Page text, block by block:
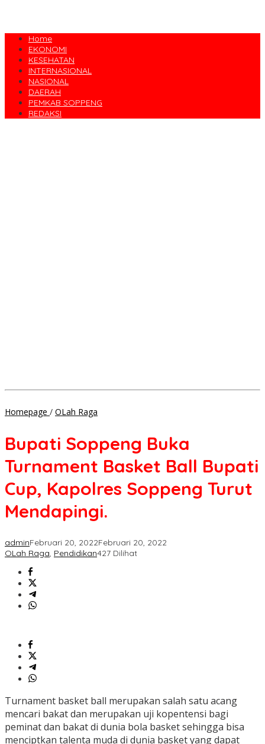
Home
EKONOMI
KESEHATAN
INTERNASIONAL
NASIONAL
DAERAH
PEMKAB SOPPENG
REDAKSI
Homepage / OLah Raga
Turnament
Basket
Ball
Cup,
Soppeng
Bupati Soppeng Buka
Turnament Basket Ball Bupati
Cup, Kapolres Soppeng Turut
Mendapingi.
adminFebruari 20, 2022Februari 20, 2022
OLah Raga, Pendidikan427 Dilihat
Turnament basket ball merupakan salah satu acang
mencari bakat dan merupakan uji kopentensi bagi
peminat dan bakat di dunia bola basket sehingga bisa
menciptkan talenta muda di dunia basket yang dapat